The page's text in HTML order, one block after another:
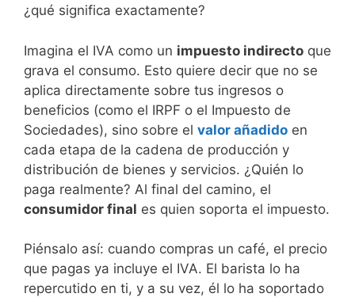
¿qué significa exactamente?
Imagina el IVA como un impuesto indirecto que
grava el consumo. Esto quiere decir que no se
aplica directamente sobre tus ingresos o
beneficios (como el IRPF o el Impuesto de
Sociedades), sino sobre el valor añadido en
cada etapa de la cadena de producción y
distribución de bienes y servicios. ¿Quién lo
paga realmente? Al final del camino, el
consumidor final es quien soporta el impuesto.
Piénsalo así: cuando compras un café, el precio
que pagas ya incluye el IVA. El barista lo ha
repercutido en ti, y a su vez, él lo ha soportado